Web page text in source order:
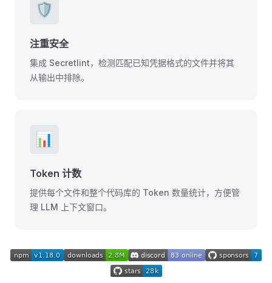
🛡️
注重安全
集成 Secretlint，检测匹配已知凭据格式的文件并将其
从输出中排除。
📊
Token 计数
提供每个文件和整个代码库的 Token 数量统计，方便管
理 LLM 上下文窗口。